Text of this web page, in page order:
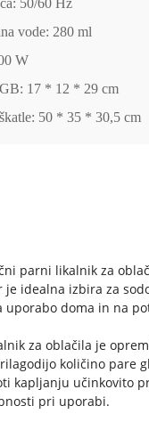
50/60 Hz
vode: 280 ml
W
17 * 12 * 29 cm
50 * 35 * 30,5 cm
parni likalnik za
je idealna izbira za
uporabo doma in na
za oblačila je
količino pare
kapljanju učinkovito
pri uporabi.